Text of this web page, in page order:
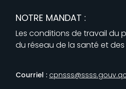
NOTRE MANDAT :
Les conditions de travail du
du réseau de la santé et
Courriel :